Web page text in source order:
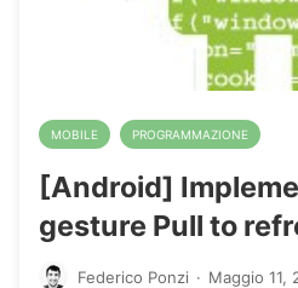
MOBILE PROGRAMMAZIONE
[Android]
gesture Pull to
Federico Ponzi · Maggio 11,